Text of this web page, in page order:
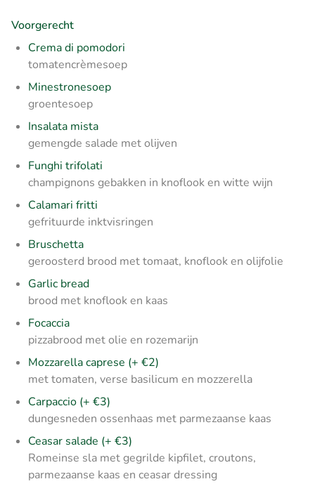
Voorgerecht
Crema di pomodori
tomatencrèmesoep
Minestronesoep
groentesoep
Insalata mista
gemengde salade met olijven
Funghi trifolati
champignons gebakken in knoflook en witte wijn
Calamari fritti
gefrituurde inktvisringen
Bruschetta
geroosterd brood met tomaat, knoflook en olijfolie
Garlic bread
brood met knoflook en kaas
Focaccia
pizzabrood met olie en rozemarijn
Mozzarella caprese (+ €2)
met tomaten, verse basilicum en mozzerella
Carpaccio (+ €3)
dungesneden ossenhaas met parmezaanse kaas
Ceasar salade (+ €3)
Romeinse sla met gegrilde kipfilet, croutons,
parmezaanse kaas en ceasar dressing